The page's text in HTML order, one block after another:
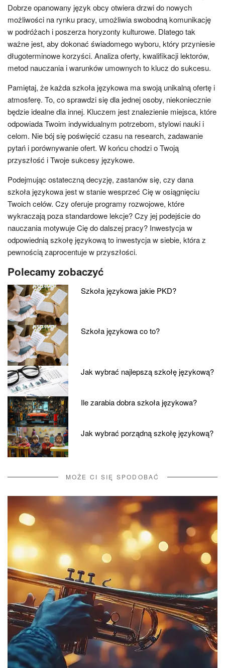
Dobrze opanowany język obcy otwiera drzwi do nowych
możliwości na rynku pracy, umożliwia swobodną komunikację
w podróżach i poszerza horyzonty kulturowe. Dlatego tak
ważne jest, aby dokonać świadomego wyboru, który przyniesie
długoterminowe korzyści. Analiza oferty, kwalifikacji lektorów,
metod nauczania i warunków umownych to klucz do sukcesu.
Pamiętaj, że każda szkoła językowa ma swoją unikalną ofertę i
atmosferę. To, co sprawdzi się dla jednej osoby, niekoniecznie
będzie idealne dla innej. Kluczem jest znalezienie miejsca, które
odpowiada Twoim indywidualnym potrzebom, stylowi nauki i
celom. Nie bój się poświęcić czasu na research, zadawanie
pytań i porównywanie ofert. W końcu chodzi o Twoją
przyszłość i Twoje sukcesy językowe.
Podejmując ostateczną decyzję, zastanów się, czy dana
szkoła językowa jest w stanie wesprzeć Cię w osiągnięciu
Twoich celów. Czy oferuje programy rozwojowe, które
wykraczają poza standardowe lekcje? Czy jej podejście do
nauczania motywuje Cię do dalszej pracy? Inwestycja w
odpowiednią szkołę językową to inwestycja w siebie, która z
pewnością zaprocentuje w przyszłości.
Polecamy zobaczyć
Szkoła językowa jakie PKD?
Szkoła językowa co to?
Jak wybrać najlepszą szkołę językową?
Ile zarabia dobra szkoła językowa?
Jak wybrać porządną szkołę językową?
MOŻE CI SIĘ SPODOBAĆ